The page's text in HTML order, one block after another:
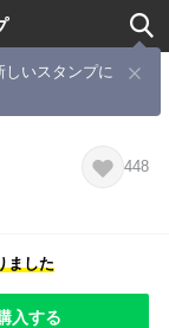
しいスタンプに
ジャレ(再販)
448
ました
入する